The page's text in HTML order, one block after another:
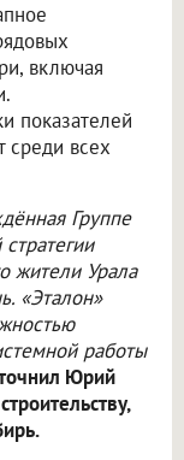
включая
показателей
среди всех
Группе
жители Урала
«Эталон»
работы
Юрий